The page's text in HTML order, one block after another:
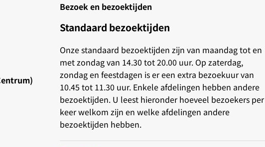
Bezoek en bezoektijden
Standaard bezoektijden
Onze standaard bezoektijden zijn van maandag tot en
met zondag van 14.30 tot 20.00 uur. Op zaterdag,
zondag en feestdagen is er een extra bezoekuur van
10.45 tot 11.30 uur. Enkele afdelingen hebben andere
bezoektijden. U leest hieronder hoeveel bezoekers per
keer welkom zijn en welke afdelingen andere
bezoektijden hebben.